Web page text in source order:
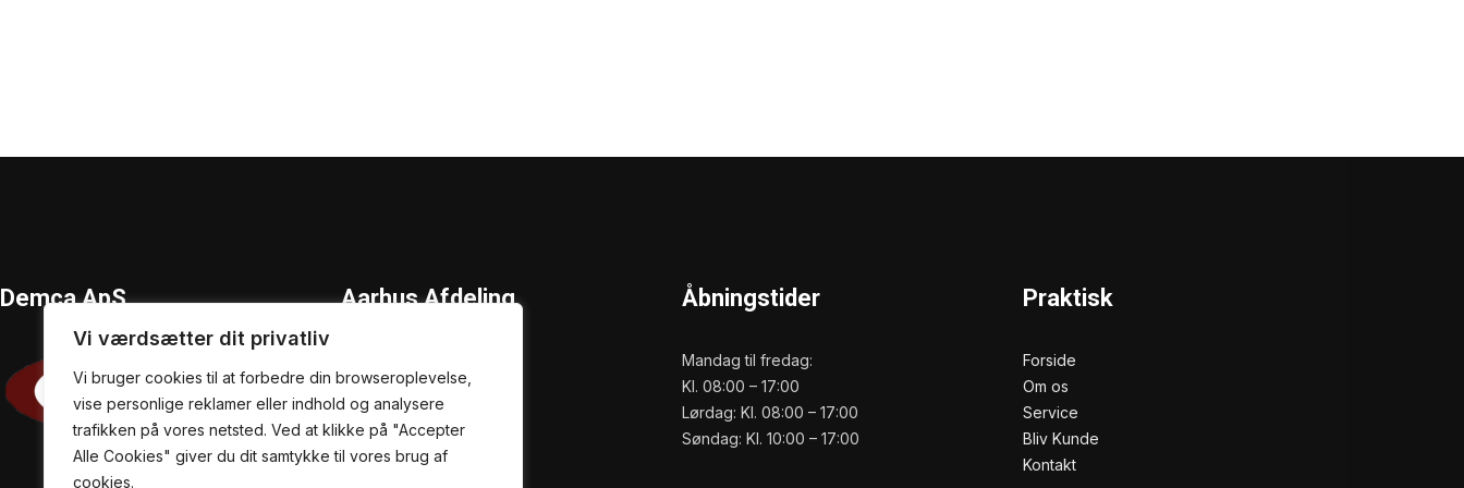
Vi værdsætter dit privatliv
Vi bruger cookies til at forbedre din browseroplevelse,
vise personlige reklamer eller indhold og analysere
trafikken på vores netsted. Ved at klikke på "Accepter
Alle Cookies" giver du dit samtykke til vores brug af
cookies.
Demca ApS Aarhus Afdeling
8220 Brabrand
+45 89 80 89 69
info@demca.dk
Åbningstider
Mandag til fredag:
Kl. 08:00 – 17:00
Lørdag: Kl. 08:00 – 17:00
Søndag: Kl. 10:00 – 17:00
Praktisk
Forside
Om os
Service
Bliv Kunde
Kontakt